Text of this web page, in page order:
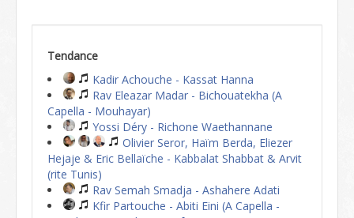
Tendance
Kadir Achouche - Kassat Hanna
Rav Eleazar Madar - Bichouatekha (A
Capella - Mouhayar)
Yossi Déry - Richone Waethannane
Olivier Seror, Haïm Berda, Eliezer
Hejaje & Eric Bellaïche - Kabbalat Shabbat & Arvit
(rite Tunis)
Rav Semah Smadja - Ashahere Adati
Kfir Partouche - Abiti Eini (A Capella -